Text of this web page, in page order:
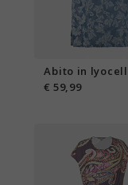
Abito in lyocell
€ 59,99